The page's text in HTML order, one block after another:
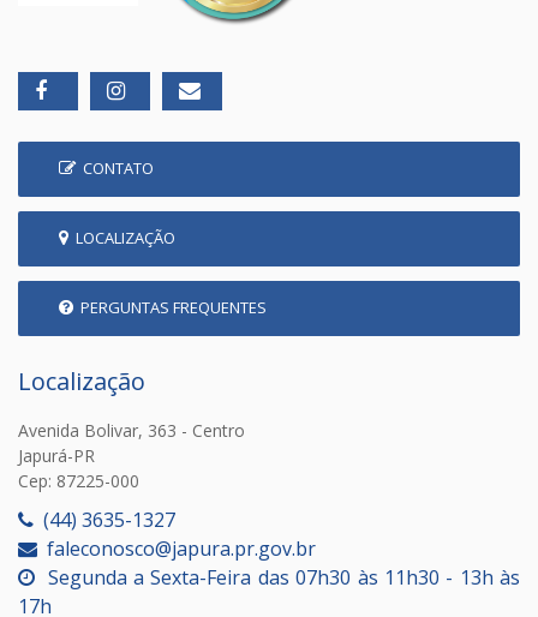
CONTATO
LOCALIZAÇÃO
PERGUNTAS FREQUENTES
Localização
Avenida Bolivar, 363 - Centro
Japurá-PR
Cep: 87225-000
(44) 3635-1327
faleconosco@japura.pr.gov.br
Segunda a Sexta-Feira das 07h30 às 11h30 - 13h às
17h